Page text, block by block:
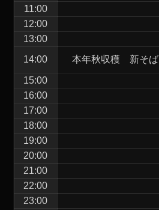
11:00
12:00
13:00
14:00
本年秋収穫 新そば
15:00
16:00
17:00
18:00
19:00
20:00
21:00
22:00
23:00